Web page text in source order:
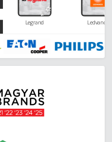
Legrand Ledvance